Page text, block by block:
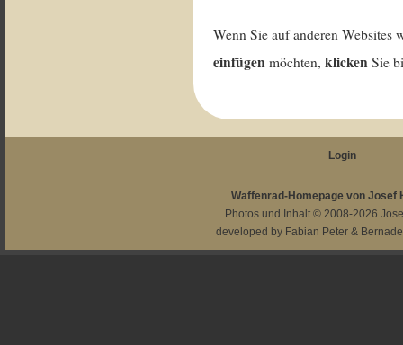
Wenn Sie auf anderen
einfügen möchten,klicken Sie
Login
Waffenrad-Homepage von Josef
Photos und Inhalt © 2008-2026
developed by Fabian Peter &